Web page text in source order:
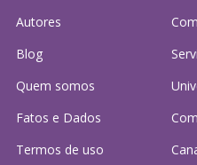
Autores
Blog
Quem somos
Fatos e Dados
Termos de uso